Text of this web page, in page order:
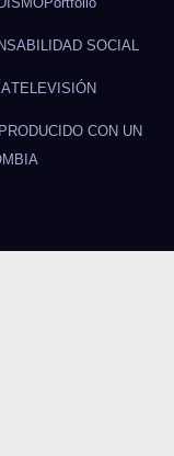
SOCIAL
TELEVISIÓN
CON UN